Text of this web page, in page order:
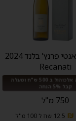
יין לבן רקאנטי פרנץ' בלנד 2024
Recanati
מבצע: קנה אלכוהול ב 500 ש"ח ומעלה
קבל 5% הנחה
750 מ"ל
12.5 שח ל 100 מ''ל